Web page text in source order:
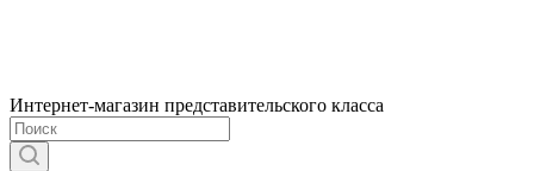
Интернет-магазин представительского класса